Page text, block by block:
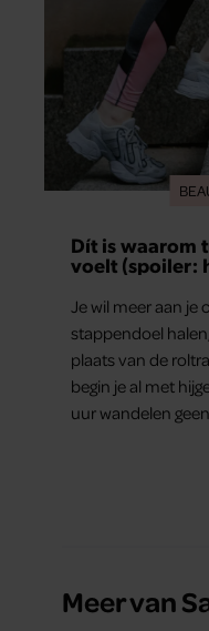
Dít is waarom
voelt (spoiler:
Je wil meer aan je
stappendoel
plaats van de
begin je al met
uur wandelen
Meer van